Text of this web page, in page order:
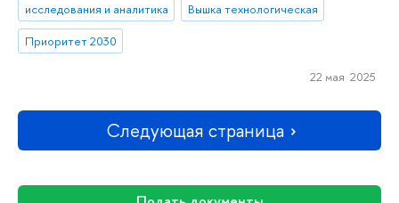
исследования и аналитика
Вышка технологическая
Приоритет 2030
22 мая 2025
Следующая страница